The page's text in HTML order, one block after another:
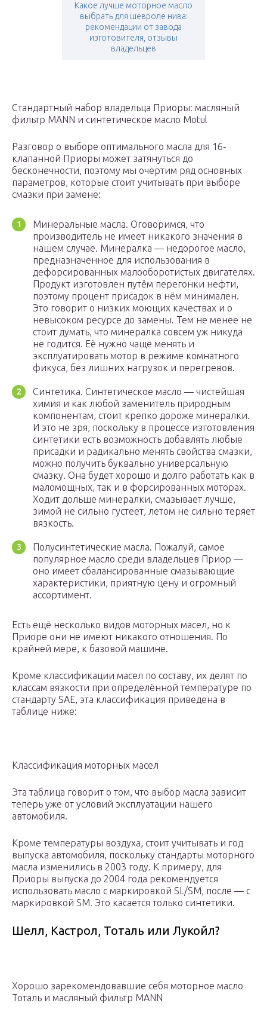
Какое лучше моторное масло
выбрать для шевроле нива:
рекомендации от завода
изготовителя, отзывы
владельцев
Стандартный набор владельца Приоры: масляный
фильтр MANN и синтетическое масло Motul
Разговор о выборе оптимального масла для 16-
клапанной Приоры может затянуться до
бесконечности, поэтому мы очертим ряд основных
параметров, которые стоит учитывать при выборе
смазки при замене:
Минеральные масла. Оговоримся, что
производитель не имеет никакого значения в
нашем случае. Минералка — недорогое масло,
предназначенное для использования в
дефорсированных малооборотистых двигателях.
Продукт изготовлен путём перегонки нефти,
поэтому процент присадок в нём минимален.
Это говорит о низких моющих качествах и о
невысоком ресурсе до замены. Тем не менее не
стоит думать, что минералка совсем уж никуда
не годится. Её нужно чаще менять и
эксплуатировать мотор в режиме комнатного
фикуса, без лишних нагрузок и перегревов.
Синтетика. Синтетическое масло — чистейшая
химия и как любой заменитель природным
компонентам, стоит крепко дороже минералки.
И это не зря, поскольку в процессе изготовления
синтетики есть возможность добавлять любые
присадки и радикально менять свойства смазки,
можно получить буквально универсальную
смазку. Она будет хорошо и долго работать как в
маломощных, так и в форсированных моторах.
Ходит дольше минералки, смазывает лучше,
зимой не сильно густеет, летом не сильно теряет
вязкость.
Полусинтетические масла. Пожалуй, самое
популярное масло среди владельцев Приор —
оно имеет сбалансированные смазывающие
характеристики, приятную цену и огромный
ассортимент.
Есть ещё несколько видов моторных масел, но к
Приоре они не имеют никакого отношения. По
крайней мере, к базовой машине.
Кроме классификации масел по составу, их делят по
классам вязкости при определённой температуре по
стандарту SAE, эта классификация приведена в
таблице ниже:
Классификация моторных масел
Эта таблица говорит о том, что выбор масла зависит
теперь уже от условий эксплуатации нашего
автомобиля.
Кроме температуры воздуха, стоит учитывать и год
выпуска автомобиля, поскольку стандарты моторного
масла изменились в 2003 году. К примеру, для
Приоры выпуска до 2004 года рекомендуется
использовать масло с маркировкой SL/SМ, после — с
маркировкой SM. Это касается только синтетики.
Шелл, Кастрол, Тоталь или Лукойл?
Хорошо зарекомендовавшие себя моторное масло
Тоталь и масляный фильтр MANN